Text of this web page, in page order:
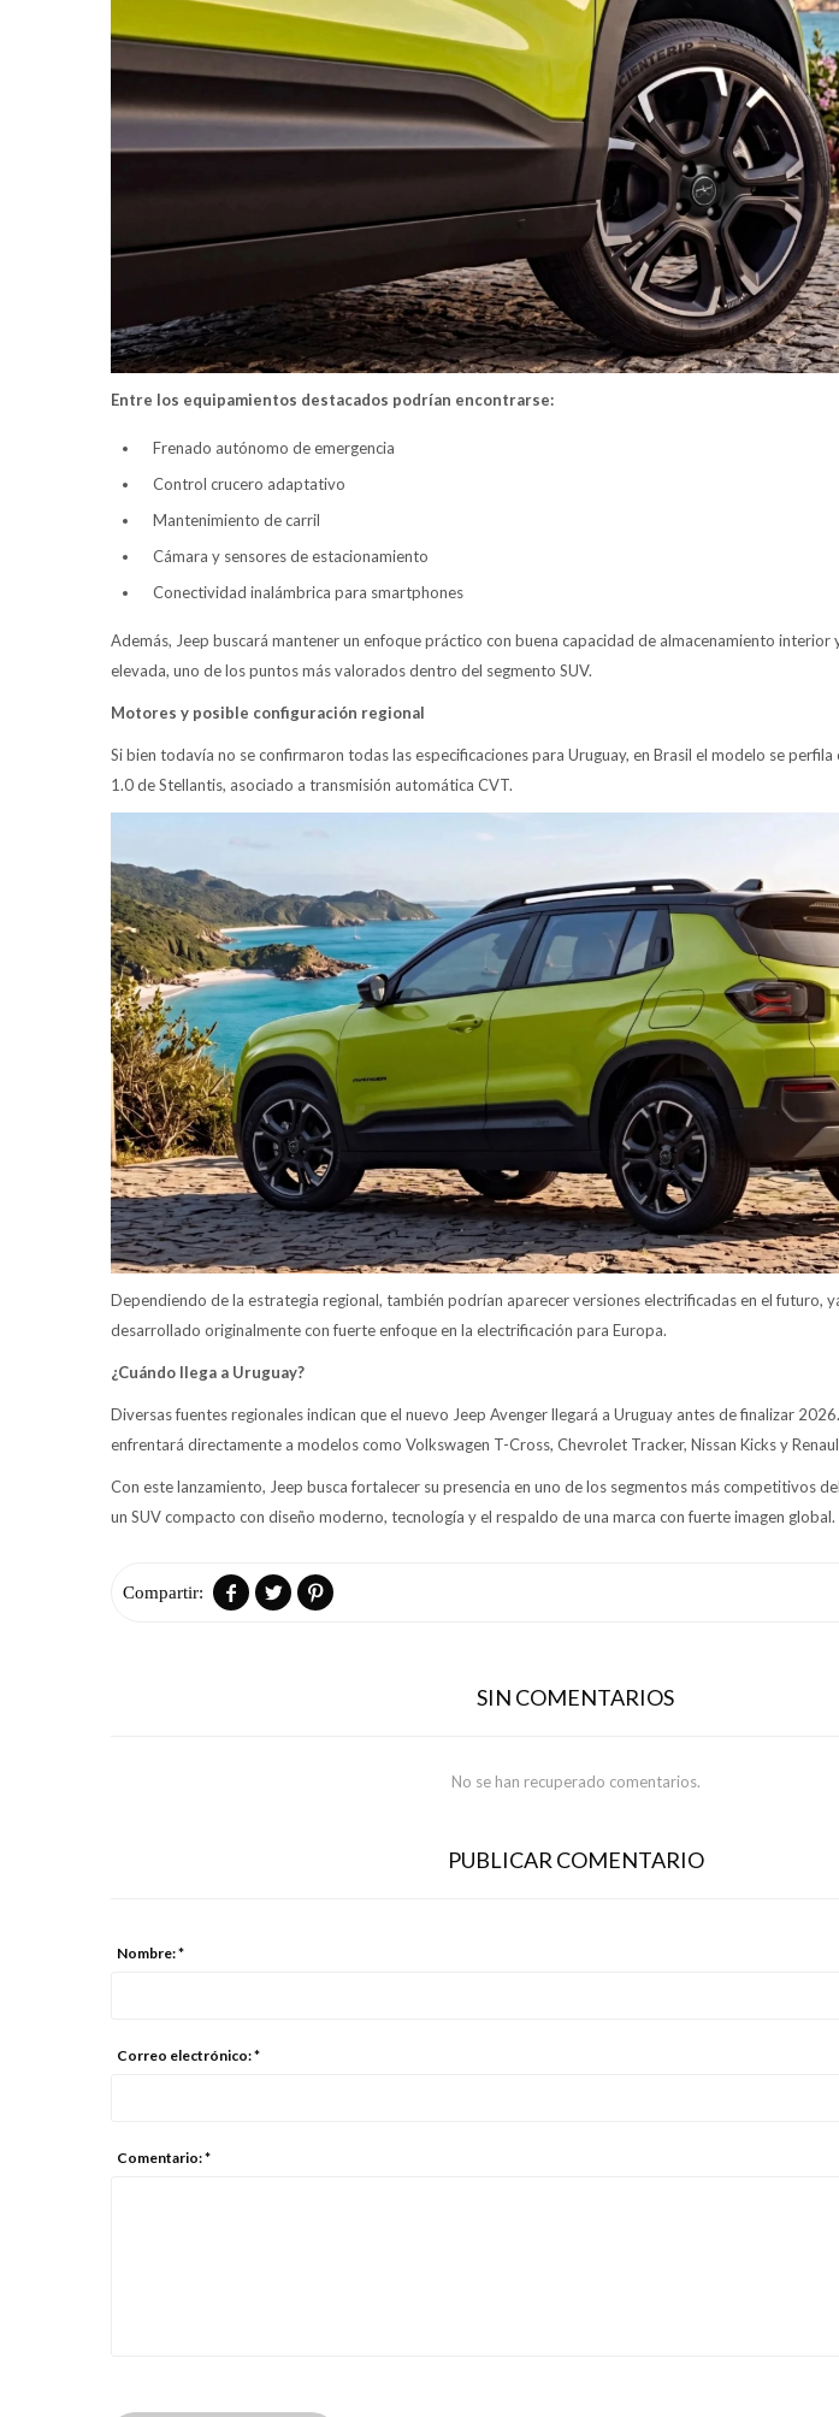
Entre los equipamientos destacados podrían encontrarse:
Frenado autónomo de emergencia
Control crucero adaptativo
Mantenimiento de carril
Cámara y sensores de estacionamiento
Conectividad inalámbrica para smartphones
Además, Jeep buscará mantener un enfoque práctico con buena capacidad de almacenamiento interior
elevada, uno de los puntos más valorados dentro del segmento SUV.
Motores y posible configuración regional
Si bien todavía no se confirmaron todas las especificaciones para Uruguay, en Brasil el modelo se
1.0 de Stellantis, asociado a transmisión automática CVT.
Dependiendo de la estrategia regional, también podrían aparecer versiones electrificadas en el futuro,
desarrollado originalmente con fuerte enfoque en la electrificación para Europa.
¿Cuándo llega a Uruguay?
Diversas fuentes regionales indican que el nuevo Jeep Avenger llegará a Uruguay antes de finalizar
enfrentará directamente a modelos como Volkswagen T-Cross, Chevrolet Tracker, Nissan Kicks y
Con este lanzamiento, Jeep busca fortalecer su presencia en uno de los segmentos más competitivos
un SUV compacto con diseño moderno, tecnología y el respaldo de una marca con fuerte imagen global.
  
SIN COMENTARIOS
No se han recuperado comentarios.
PUBLICAR COMENTARIO
Nombre: *
Correo electrónico: *
Comentario: *